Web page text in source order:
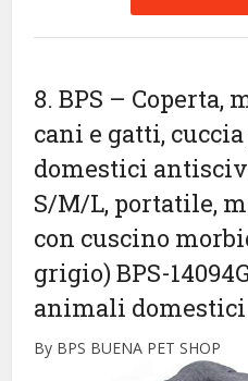
8. BPS – Coperta,
cani e gatti,
domestici
S/M/L, portatile,
con cuscino
grigio) BPS-
animali domestici
By BPS BUENA PET SHOP